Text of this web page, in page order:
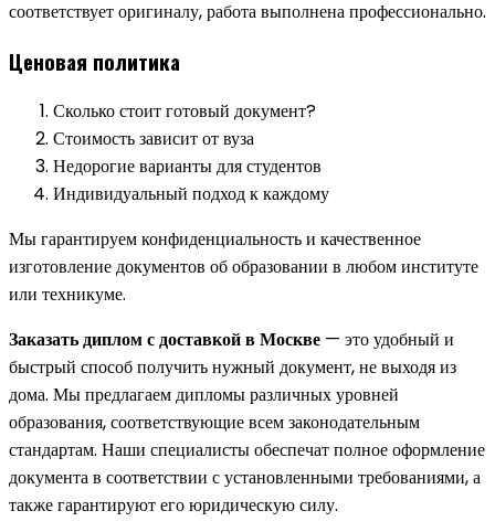
соответствует оригиналу, работа выполнена профессионально.
Ценовая политика
Сколько стоит готовый документ?
Стоимость зависит от вуза
Недорогие варианты для студентов
Индивидуальный подход к каждому
Мы гарантируем конфиденциальность и качественное
изготовление документов об образовании в любом институте
или техникуме.
Заказать диплом с доставкой в Москве — это удобный и
быстрый способ получить нужный документ, не выходя из
дома. Мы предлагаем дипломы различных уровней
образования, соответствующие всем законодательным
стандартам. Наши специалисты обеспечат полное оформление
документа в соответствии с установленными требованиями, а
также гарантируют его юридическую силу.